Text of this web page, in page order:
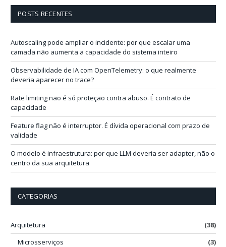
i
POSTS RECENTES
Autoscaling pode ampliar o incidente: por que escalar uma
camada não aumenta a capacidade do sistema inteiro
Observabilidade de IA com OpenTelemetry: o que realmente
deveria aparecer no trace?
Rate limiting não é só proteção contra abuso. É contrato de
capacidade
Feature flag não é interruptor. É dívida operacional com prazo de
validade
O modelo é infraestrutura: por que LLM deveria ser adapter, não o
centro da sua arquitetura
CATEGORIAS
Arquitetura
(38)
Microsserviços
(3)